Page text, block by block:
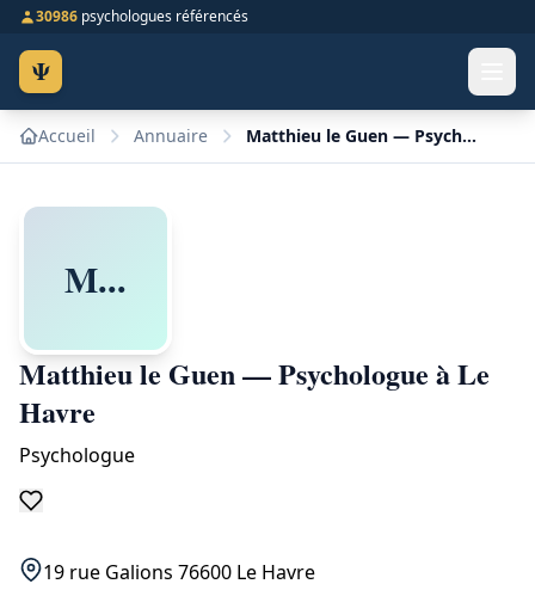
30986 psychologues référencés
Ψ
Accueil Annuaire Matthieu le Guen — Psychologue à Le Havre
M...
Matthieu le Guen — Psychologue à Le
Havre
Psychologue
19 rue Galions 76600 Le Havre